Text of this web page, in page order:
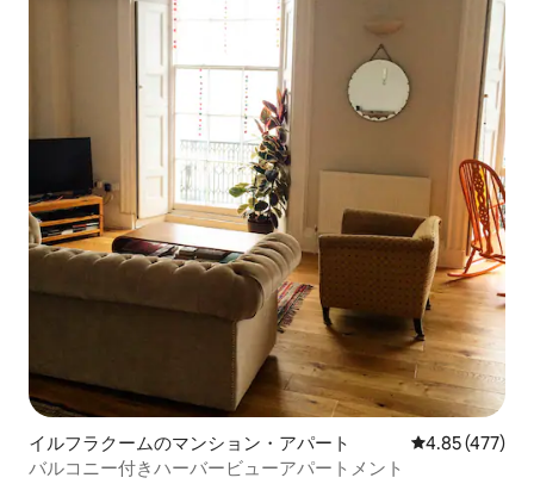
イルフラクームのマンション・アパート レビュー477
4.85 (477)
バルコニー付きハーバービューアパートメント